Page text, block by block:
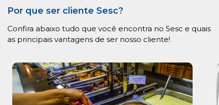
Por que ser cliente Sesc?
Confira abaixo tudo que você encontra no Sesc e quais
as principais vantagens de ser nosso cliente!